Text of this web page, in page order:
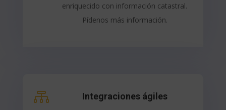
enriquecido con información catastral.
Pídenos más información.
 Integraciones ágiles